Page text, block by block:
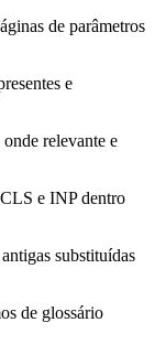
de parâmetros
e
relevante e
e INP dentro
substituídas
de glossário